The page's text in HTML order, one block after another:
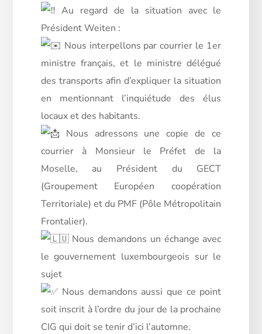
Au regard de la situation avec le
Président Weiten :
Nous interpellons par courrier le 1er
ministre français, et le ministre délégué
des transports afin d’expliquer la situation
en mentionnant l’inquiétude des élus
locaux et des habitants.
Nous adressons une copie de ce
courrier à Monsieur le Préfet de la
Moselle, au Président du GECT
(Groupement Européen coopération
Territoriale) et du PMF (Pôle Métropolitain
Frontalier).
Nous demandons un échange avec
le gouvernement luxembourgeois sur le
sujet
Nous demandons aussi que ce point
soit inscrit à l’ordre du jour de la prochaine
CIG qui doit se tenir d’ici l’automne.